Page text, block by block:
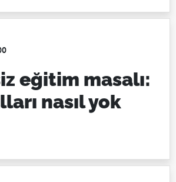
eğitim masalı:
nasıl yok